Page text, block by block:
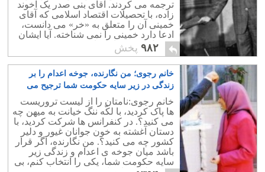
ترجمه می کردند. آقای بنی صدر یک آخوند
زاده، با تحصیلات اقتصاد اسلامی که آقای
خمینی آن را متعلق به «خر» می دانست،
ادعا دارد خمینی را نمی شناخته. آیا ایشان
مشکل مغزی دارد، یا مردم خرند؟!.
۹۸۲ پخش
خانم رجوی؛ من نگارنده، جوخه اعدام را بر
زندگی در زیر سایه حکومت شما ترجیح می
دهم
خانم رجوی:نامتان را از لیست تروریست
ها پاک کردید، با لکّه ننگ خیانت به میهن چه
می کنید؟. در کنفرانس ها شرکت کردید، با
دستان آغشته به خون جوانان غیور و دلیر
کشور چه می کنید؟. من نگارنده، اگر قرار
باشد میان جوخه ی اعدام و زندگی زیر
سایه حکومت شما، یکی را انتخاب کنم، بی